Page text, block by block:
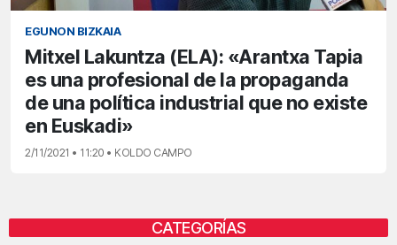
EGUNON BIZKAIA
Mitxel Lakuntza (ELA): «Arantxa Tapia
es una profesional de la propaganda
de una política industrial que no existe
en Euskadi»
2/11/2021 • 11:20 • KOLDO CAMPO
CATEGORÍAS